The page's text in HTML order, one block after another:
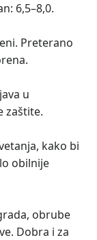
6,5–8,0.
Preterano
u
zaštite.
kako bi
obilnije
obrube
Dobra i za